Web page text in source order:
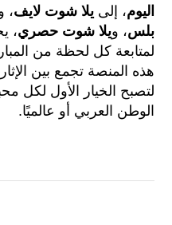
اليوم، إلى يلا شوت لايف،
بلس، ويلا شوت حصري،
لمتابعة كل لحظة من
هذه المنصة تجمع بين
لتصبح الخيار الأول لكل
الوطن العربي أو عالميًا.